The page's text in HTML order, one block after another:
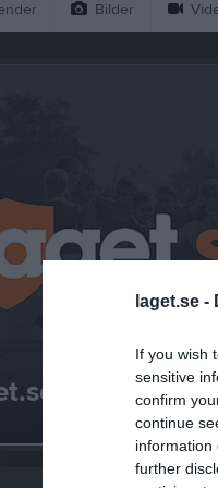
laget.se -
If you wish
sensitive
confirm
continue
information
further
Bilder
– Här